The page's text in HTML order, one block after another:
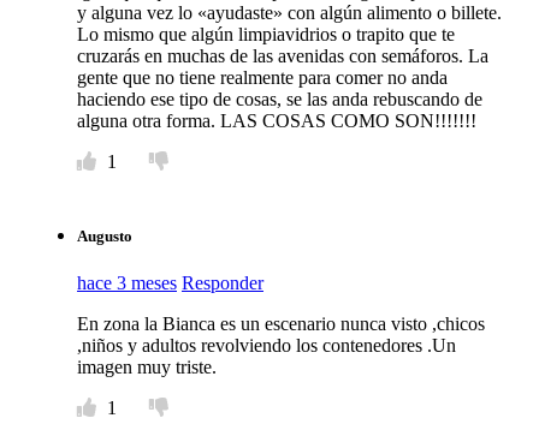
y alguna vez lo «ayudaste» con algún alimento o billete.
Lo mismo que algún limpiavidrios o trapito que te
cruzarás en muchas de las avenidas con semáforos. La
gente que no tiene realmente para comer no anda
haciendo ese tipo de cosas, se las anda rebuscando de
alguna otra forma. LAS COSAS COMO SON!!!!!!!
1
Augusto
hace 3 meses Responder
En zona la Bianca es un escenario nunca visto ,chicos
,niños y adultos revolviendo los contenedores .Un
imagen muy triste.
1